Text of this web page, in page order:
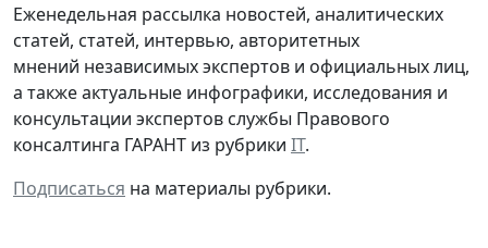
Еженедельная рассылка новостей, аналитических
статей, статей, интервью, авторитетных
мнений независимых экспертов и официальных лиц,
а также актуальные инфографики, исследования и
консультации экспертов службы Правового
консалтинга ГАРАНТ из рубрики IT.
Подписаться на материалы рубрики.